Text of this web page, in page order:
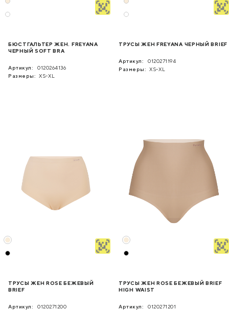
БЮСТГАЛЬТЕР ЖЕН. FREYANA
ЧЕРНЫЙ SOFT BRA
Артикул:
0120264136
Размеры: XS-XL
ТРУСЫ ЖЕН FREYANA ЧЕРНЫЙ BRIEF
Артикул:
0120271194
Размеры: XS-XL
ТРУСЫ ЖЕН ROSE БЕЖЕВЫЙ
BRIEF
Артикул:
0120271200
ТРУСЫ ЖЕН ROSE БЕЖЕВЫЙ BRIEF
HIGH WAIST
Артикул:
0120271201